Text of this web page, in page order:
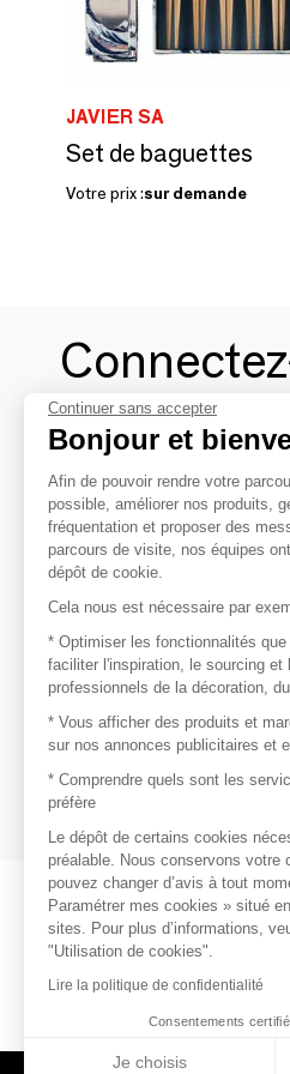
JAVIER SA
Set de baguettes
Votre prix :sur demande
contacter
Afin de profiter au mieux
avec vos marques
Découvrir
Les produits
S'inspirer
Inspiration et
Contacter
Continuer sans accepter
Bonjour et
Afin de pouvoir rendre votre
possible, améliorer nos produits,
fréquentation et proposer des
parcours de visite, nos équipes
dépôt de cookie.
Cela nous est nécessaire par
* Optimiser les fonctionnalités
faciliter l'inspiration, le sourcing et
professionnels de la décoration,
* Vous afficher des produits et
sur nos annonces publicitaires et
* Comprendre quels sont les
préfère
Le dépôt de certains cookies
préalable. Nous conservons votre
pouvez changer d’avis à tout
Paramétrer mes cookies » situé
sites. Pour plus d’informations,
"Utilisation de cookies".
Lire la politique de confidentialité
Consentements
Je choisis